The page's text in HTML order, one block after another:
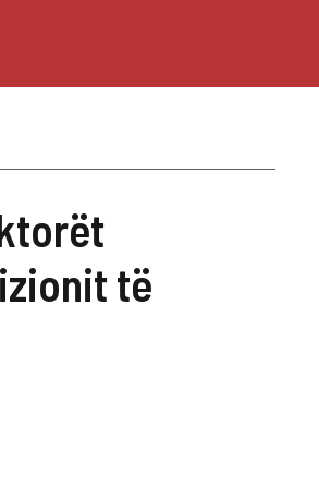
të